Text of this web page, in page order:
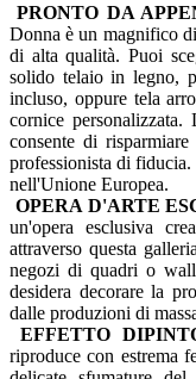
PRONTO DA
Donna è un magnifico
di alta qualità. Puoi
solido telaio in legno,
incluso, oppure tela
cornice
consente di
professionista di
nell'Unione Europea.
OPERA D'ARTE
un'opera esclusiva
attraverso questa
negozi di quadri o
desidera decorare la
dalle produzioni di
EFFETTO
riproduce con estrema